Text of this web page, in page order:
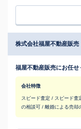
株式会社福屋不動産販
福屋不動産販売にお任せ
会社特徴
スピード査定 / スピード査
の相談可 / 離婚による売却